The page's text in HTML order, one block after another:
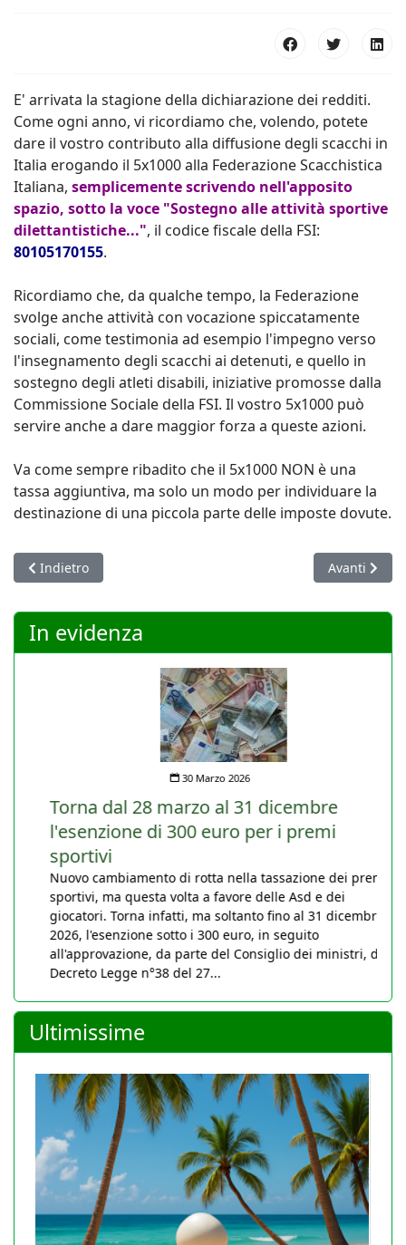
E' arrivata la stagione della dichiarazione dei redditi.
Come ogni anno, vi ricordiamo che, volendo, potete
dare il vostro contributo alla diffusione degli scacchi in
Italia erogando il 5x1000 alla Federazione Scacchistica
Italiana, semplicemente scrivendo nell'apposito
spazio, sotto la voce "Sostegno alle attività sportive
dilettantistiche...", il codice fiscale della FSI:
80105170155.
Ricordiamo che, da qualche tempo, la Federazione
svolge anche attività con vocazione spiccatamente
sociali, come testimonia ad esempio l'impegno verso
l'insegnamento degli scacchi ai detenuti, e quello in
sostegno degli atleti disabili, iniziative promosse dalla
Commissione Sociale della FSI. Il vostro 5x1000 può
servire anche a dare maggior forza a queste azioni.
Va come sempre ribadito che il 5x1000 NON è una
tassa aggiuntiva, ma solo un modo per individuare la
destinazione di una piccola parte delle imposte dovute.
Articolo precedente: Europei seniores a Creta, due Nazionali
Indietro Articolo
Avanti
In evidenza
30 Marzo 2026
Torna dal 28 marzo al 31 dicembre
l'esenzione di 300 euro per i premi
sportivi
Nuovo cambiamento di rotta nella tassazione dei premi
sportivi, ma questa volta a favore delle Asd e dei
giocatori. Torna infatti, ma soltanto fino al 31 dicembre
2026, l'esenzione sotto i 300 euro, in seguito
all'approvazione, da parte del Consiglio dei ministri, del
Decreto Legge n°38 del 27...
Ultimissime